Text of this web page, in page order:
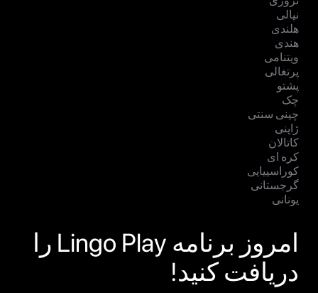
نپالی
هلندی
هندی
ویتنامی
پرتغالی
پشتو
چک
چینی سنتی
ژاپنی
کاتالان
کره ای
کوراسییایی
گرجستانی
یونانی
امروز برنامه Lingo Play را
دریافت کنید!